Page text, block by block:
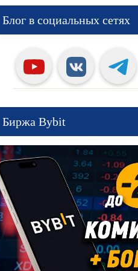
Блог в социальных сетях
Биржа Bybit